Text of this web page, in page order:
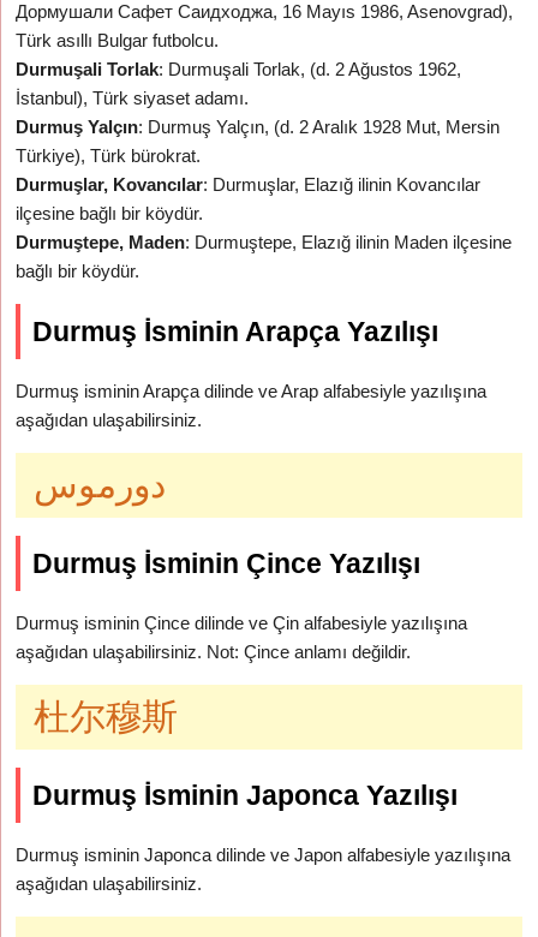
Дормушали Сафет Саидходжа, 16 Mayıs 1986, Asenovgrad),
Türk asıllı Bulgar futbolcu.
Durmuşali Torlak: Durmuşali Torlak, (d. 2 Ağustos 1962,
İstanbul), Türk siyaset adamı.
Durmuş Yalçın: Durmuş Yalçın, (d. 2 Aralık 1928 Mut, Mersin
Türkiye), Türk bürokrat.
Durmuşlar, Kovancılar: Durmuşlar, Elazığ ilinin Kovancılar
ilçesine bağlı bir köydür.
Durmuştepe, Maden: Durmuştepe, Elazığ ilinin Maden ilçesine
bağlı bir köydür.
Durmuş İsminin Arapça Yazılışı
Durmuş isminin Arapça dilinde ve Arap alfabesiyle yazılışına
aşağıdan ulaşabilirsiniz.
دورموس
Durmuş İsminin Çince Yazılışı
Durmuş isminin Çince dilinde ve Çin alfabesiyle yazılışına
aşağıdan ulaşabilirsiniz. Not: Çince anlamı değildir.
杜尔穆斯
Durmuş İsminin Japonca Yazılışı
Durmuş isminin Japonca dilinde ve Japon alfabesiyle yazılışına
aşağıdan ulaşabilirsiniz.